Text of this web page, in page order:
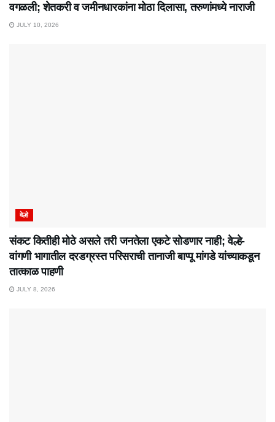
वगळली; शेतकरी व जमीनधारकांना मोठा दिलासा, तरुणांमध्ये नाराजी
JULY 10, 2026
वेल्हे
संकट कितीही मोठे असले तरी जनतेला एकटे सोडणार नाही; वेल्हे-
वांगणी भागातील दरडग्रस्त परिसराची तानाजी बाप्पू मांगडे यांच्याकडून
तात्काळ पाहणी
JULY 8, 2026